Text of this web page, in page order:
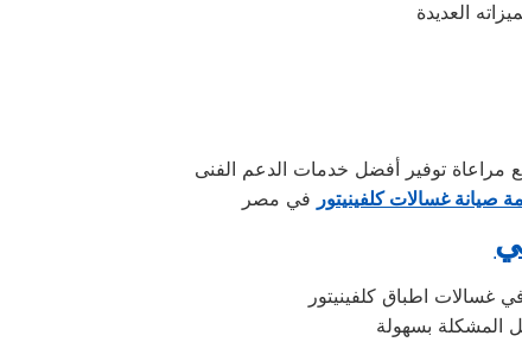
صيانة غسالات كلفينيتور
غسالات اطباق كلفينيتور
المشكلة بسهولة